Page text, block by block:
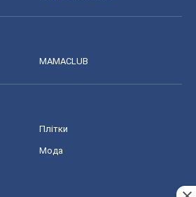
MAMACLUB
Плітки
Мода